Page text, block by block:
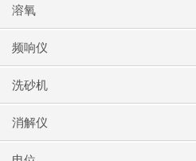
溶氧
频响仪
洗砂机
消解仪